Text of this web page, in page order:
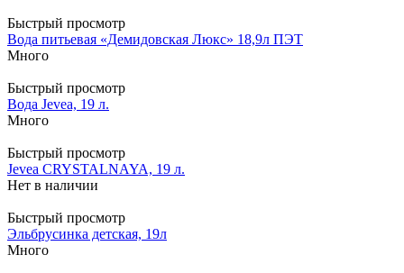
Быстрый просмотр
Вода питьевая «Демидовская Люкс» 18,9л ПЭТ
Много
Быстрый просмотр
Вода Jevea, 19 л.
Много
Быстрый просмотр
Jevea CRYSTALNAYA, 19 л.
Нет в наличии
Быстрый просмотр
Эльбрусинка детская, 19л
Много